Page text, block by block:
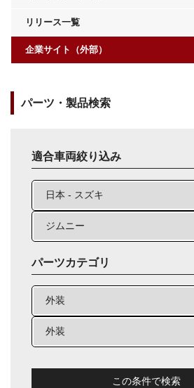
リリース一覧
企業サイト（外部）
パーツ・製品検索
適合車両絞り込み
パーツカテゴリ
この条件で検索